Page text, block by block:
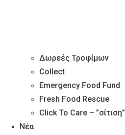
Δωρεές Τροφίμων
Collect
Emergency Food Fund
Fresh Food Rescue
Click To Care – ”σίτιση”
Νέα
Follow us
Μέλος της